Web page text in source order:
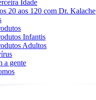
Idade
20 aos 120 com Dr. Kalache
Infantis
Adultos
a gente